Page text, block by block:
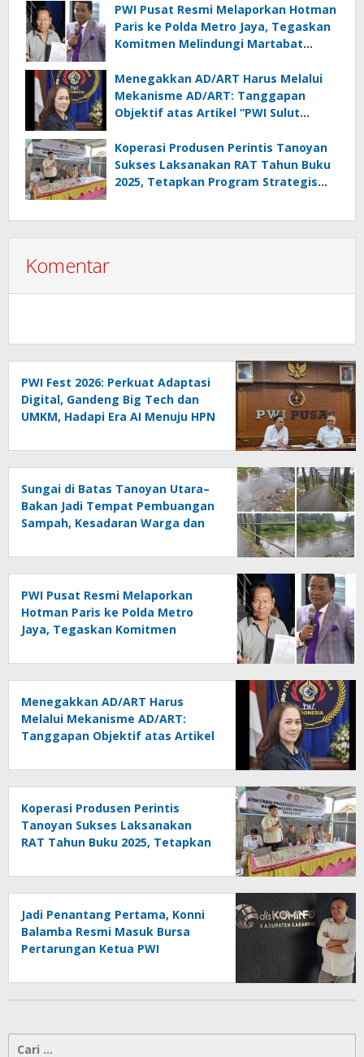
PWI Pusat Resmi Melaporkan Hotman
Paris ke Polda Metro Jaya, Tegaskan
Komitmen Melindungi Martabat
Menegakkan AD/ART Harus Melalui
Mekanisme AD/ART: Tanggapan
Objektif atas Artikel “PWI Sulut
Melanggar Aturan”
Koperasi Produsen Perintis Tanoyan
Sukses Laksanakan RAT Tahun Buku
2025, Tetapkan Program Strategis
Komentar
PWI Fest 2026: Perkuat Adaptasi
Digital, Gandeng Big Tech dan
UMKM, Hadapi Era AI Menuju HPN
Sungai di Batas Tanoyan Utara–
Bakan Jadi Tempat Pembuangan
Sampah, Kesadaran Warga dan
Dipertanyakan
PWI Pusat Resmi Melaporkan
Hotman Paris ke Polda Metro
Jaya, Tegaskan Komitmen
Menegakkan AD/ART Harus
Melalui Mekanisme AD/ART:
Tanggapan Objektif atas Artikel
Konspirasi Melanggar Aturan”
Koperasi Produsen Perintis
Tanoyan Sukses Laksanakan
RAT Tahun Buku 2025, Tetapkan
Keputusan Anggota
Jadi Penantang Pertama, Konni
Balamba Resmi Masuk Bursa
Pertarungan Ketua PWI